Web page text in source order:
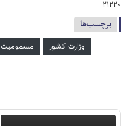
۲۱۲۲۰
برچسب‌ها
وزارت کشور مسمومیت